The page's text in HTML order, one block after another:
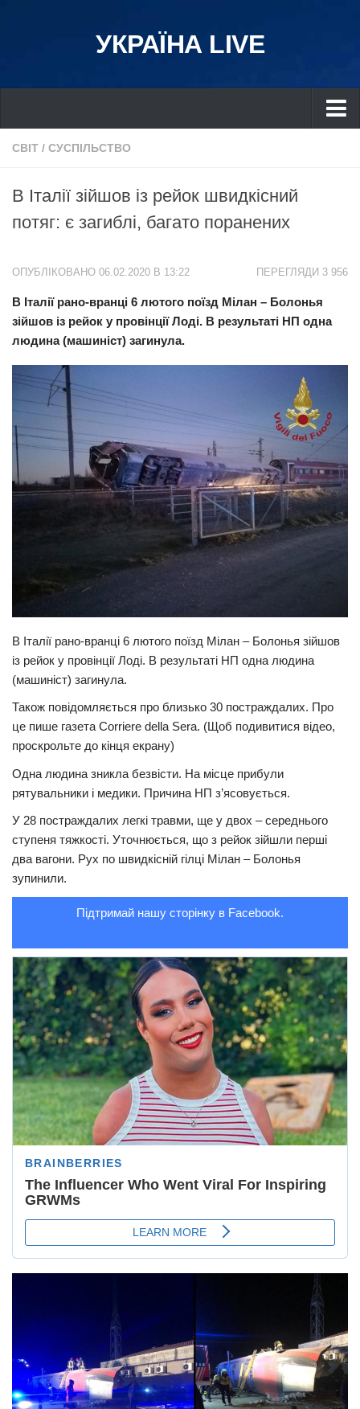
УКРАЇНА LIVE
Україна
Дніпро
Львів
Харків
Донбас
Одеса
Прикарпаття
Економіка
Політика
Світ
Цікаво
Наука
Історії
Привітання
Здоров’я
Трагедії
Курйози
Суспільство
Культура
Шоу-біз
#Війна
СВІТ / СУСПІЛЬСТВО
В Італії зійшов із рейок швидкісний
потяг: є загиблі, багато поранених
ПЕРЕГЛЯДИ 3 956
ОПУБЛІКОВАНО 06.02.2020 В 13:22
В Італії рано-вранці 6 лютого поїзд Мілан – Болонья
зійшов із рейок у провінції Лоді. В результаті НП одна
людина (машиніст) загинула.
В Італії рано-вранці 6 лютого поїзд Мілан – Болонья зійшов
із рейок у провінції Лоді. В результаті НП одна людина
(машиніст) загинула.
Також повідомляється про близько 30 постраждалих. Про
це пише газета Corriere della Sera. (Щоб подивитися відео,
проскрольте до кінця екрану)
Одна людина зникла безвісти. На місце прибули
рятувальники і медики. Причина НП з’ясовується.
У 28 постраждалих легкі травми, ще у двох – середнього
ступеня тяжкості. Уточнюється, що з рейок зійшли перші
два вагони. Рух по швидкісній гілці Мілан – Болонья
зупинили.
Підтримай нашу сторінку в Facebook.